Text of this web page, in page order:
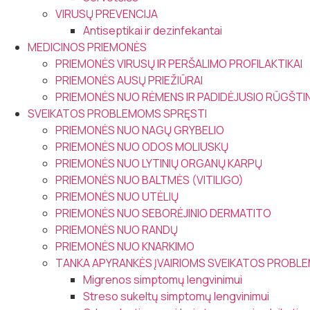
VIRUSŲ PREVENCIJA
Antiseptikai ir dezinfekantai
MEDICINOS PRIEMONĖS
PRIEMONĖS VIRUSŲ IR PERŠALIMO PROFILAKTIKAI
PRIEMONĖS AUSŲ PRIEŽIŪRAI
PRIEMONĖS NUO RĖMENS IR PADIDĖJUSIO
SVEIKATOS PROBLEMOMS SPRĘSTI
PRIEMONĖS NUO NAGŲ GRYBELIO
PRIEMONĖS NUO ODOS MOLIUSKŲ
PRIEMONĖS NUO LYTINIŲ ORGANŲ KARPŲ
PRIEMONĖS NUO BALTMĖS (VITILIGO)
PRIEMONĖS NUO UTĖLIŲ
PRIEMONĖS NUO SEBORĖJINIO DERMATITO
PRIEMONĖS NUO RANDŲ
PRIEMONĖS NUO KNARKIMO
TANKA APYRANKĖS ĮVAIRIOMS SVEIKATOS
Migrenos simptomų lengvinimui
Streso sukeltų simptomų lengvinimui